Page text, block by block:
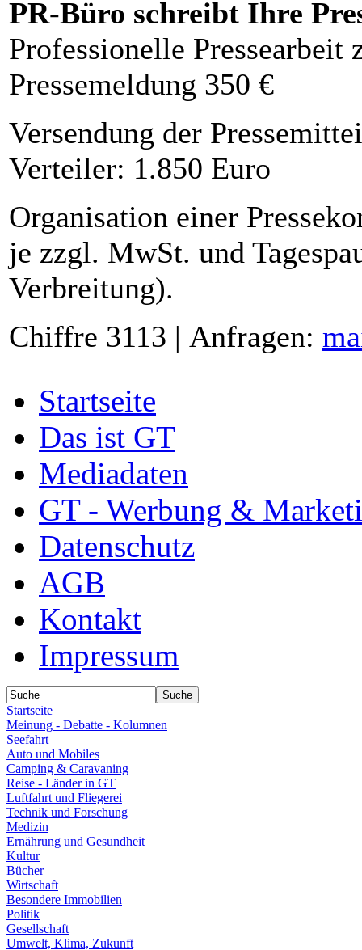
PR-Büro schreibt Ihre
Professionelle Pressearbeit
Pressemeldung 350 €
Versendung der
Verteiler: 1.850 Euro
Organisation einer
je zzgl. MwSt. und
Verbreitung).
Chiffre 3113 | Anfragen:
Startseite
Das ist GT
Mediadaten
GT - Werbung &
Datenschutz
AGB
Kontakt
Impressum
Startseite
Meinung - Debatte - Kolumnen
Seefahrt
Auto und Mobiles
Camping & Caravaning
Reise - Länder in GT
Luftfahrt und Fliegerei
Technik und Forschung
Medizin
Ernährung und Gesundheit
Kultur
Bücher
Wirtschaft
Besondere Immobilien
Politik
Gesellschaft
Umwelt, Klima, Zukunft